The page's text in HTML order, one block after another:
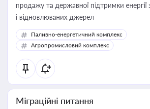
продажу та державної підтримки енергії
і відновлюваних джерел
Паливно-енергетичний комплекс
Агропромисловий комплекс
Міграційні питання